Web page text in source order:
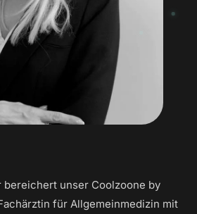
unser Coolzoone by
für Allgemeinmedizin mit